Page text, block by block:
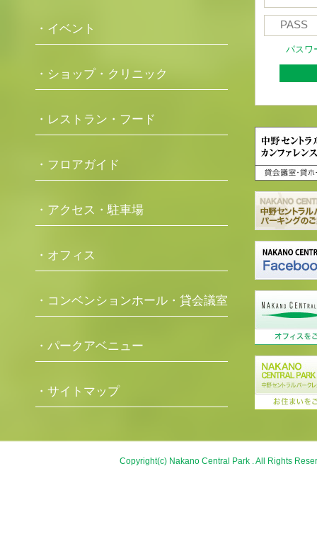
・イベント
・ショップ・クリニック
・レストラン・フード
・フロアガイド
・アクセス・駐車場
・オフィス
・コンベンションホール・貸会議室
・パークアベニュー
・サイトマップ
パスワ
Copyright(c) Nakano Central Park . All Rights